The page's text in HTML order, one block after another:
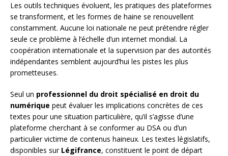
Les outils techniques évoluent, les pratiques des plateformes
se transforment, et les formes de haine se renouvellent
constamment. Aucune loi nationale ne peut prétendre régler
seule ce problème à l’échelle d’un internet mondial. La
coopération internationale et la supervision par des autorités
indépendantes semblent aujourd’hui les pistes les plus
prometteuses.
Seul un professionnel du droit spécialisé en droit du
numérique peut évaluer les implications concrètes de ces
textes pour une situation particulière, qu’il s’agisse d’une
plateforme cherchant à se conformer au DSA ou d’un
particulier victime de contenus haineux. Les textes législatifs,
disponibles sur Légifrance, constituent le point de départ